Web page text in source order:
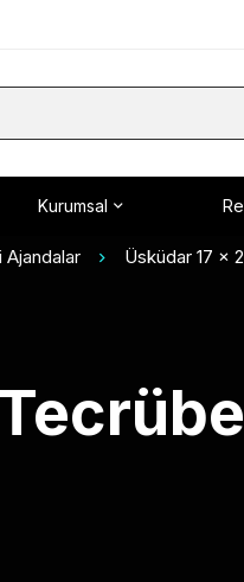
Kurumsal
Ajandalar Üsküdar 17 x